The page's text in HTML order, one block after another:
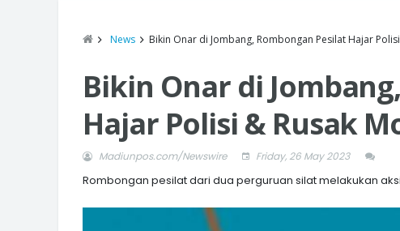
News Bikin Onar di Jombang, Rombongan Pesilat Hajar
Bikin Onar di
Hajar Polisi & Rusak
Madiunpos.com/Newswire Friday, 26 May 2023
Rombongan pesilat dari dua perguruan silat melakukan